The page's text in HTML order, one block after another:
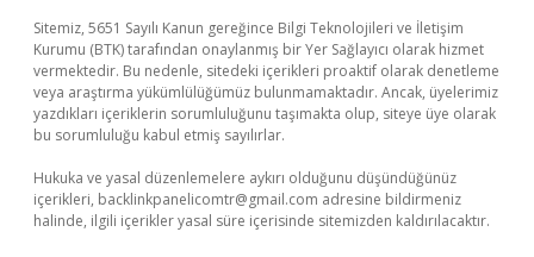
Sitemiz, 5651 Sayılı Kanun gereğince Bilgi Teknolojileri ve İletişim
Kurumu (BTK) tarafından onaylanmış bir Yer Sağlayıcı olarak hizmet
vermektedir. Bu nedenle, sitedeki içerikleri proaktif olarak denetleme
veya araştırma yükümlülüğümüz bulunmamaktadır. Ancak, üyelerimiz
yazdıkları içeriklerin sorumluluğunu taşımakta olup, siteye üye olarak
bu sorumluluğu kabul etmiş sayılırlar.
Hukuka ve yasal düzenlemelere aykırı olduğunu düşündüğünüz
içerikleri, backlinkpanelicomtr@gmail.com adresine bildirmeniz
halinde, ilgili içerikler yasal süre içerisinde sitemizden kaldırılacaktır.